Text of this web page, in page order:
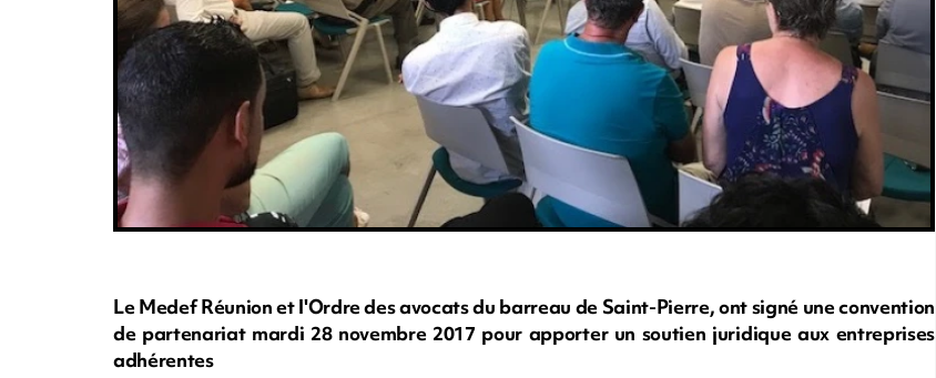
Le Medef Réunion et l'Ordre des avocats du barreau de Saint-Pierre, ont signé une convention
de partenariat mardi 28 novembre 2017 pour apporter un soutien juridique aux entreprises
adhérentes